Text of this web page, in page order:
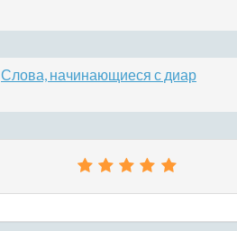
Слова, начинающиеся с диар